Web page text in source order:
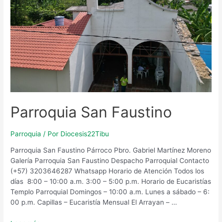
Parroquia San Faustino
Parroquia / Por Diocesis22Tibu
Parroquia San Faustino Párroco Pbro. Gabriel Martínez Moreno
Galería Parroquia San Faustino Despacho Parroquial Contacto
(+57) 3203646287 Whatsapp Horario de Atención Todos los
días 8:00 – 10:00 a.m. 3:00 – 5:00 p.m. Horario de Eucaristías
Templo Parroquial Domingos – 10:00 a.m. Lunes a sábado – 6:
00 p.m. Capillas – Eucaristía Mensual El Arrayan – …